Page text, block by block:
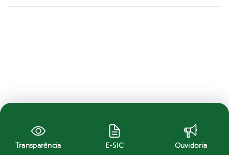
Transparência E-SIC Ouvidoria